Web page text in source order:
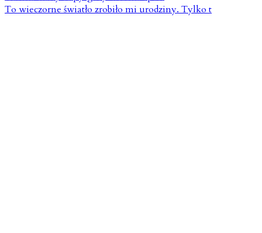
To wieczorne światło zrobiło mi urodziny. Tylko t